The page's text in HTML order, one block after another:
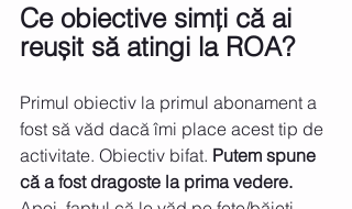
Ce obiective simți că ai
reușit să atingi la ROA?
Primul obiectiv la primul abonament a
fost să văd dacă îmi place acest tip de
activitate. Obiectiv bifat. Putem spune
că a fost dragoste la prima vedere.